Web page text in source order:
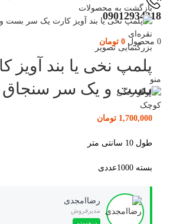
09012934318
0 محصول 0 تومان
منو
بازگشت به محصولات
بزرگنمایی تصویر
پلمپ نخی یا بند آویز
بست و یک سر سنجاق
1,700,000 تومان
طول 10 سانتی متر
بسته 1000عددی
رضاامجدی
مدیرفروش